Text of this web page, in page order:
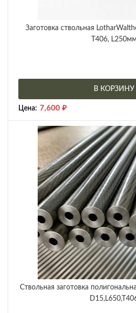
Заготовка ствольная
Т406, L250мм
В КОРЗИНУ
Цена: 7,600 ₽
Ствольная заготовка